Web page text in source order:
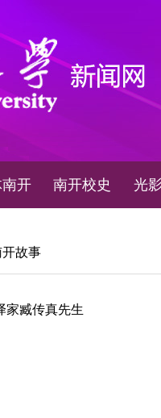
开 南开校史 光
开故事
臧传真先生